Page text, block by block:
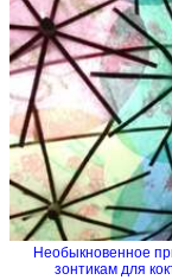
Необыкновенное
зонтикам для